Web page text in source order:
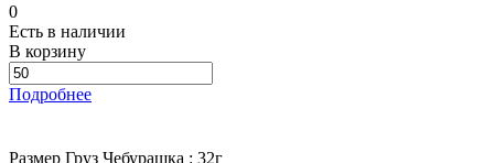
0
Есть в наличии
В корзину
Подробнее
Размер Груз Чебурашка : 32г